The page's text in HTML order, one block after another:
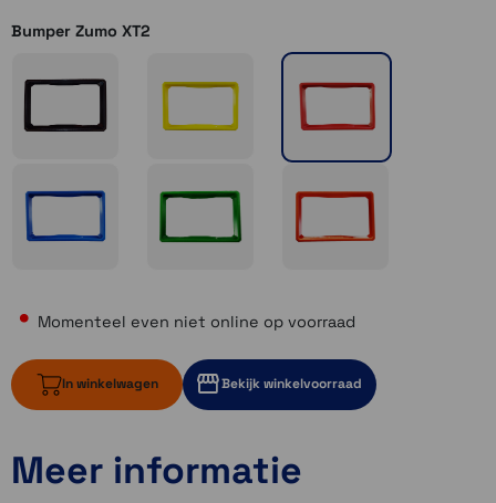
Bumper Zumo XT2
Momenteel even niet online op voorraad
In winkelwagen Bekijk winkelvoorraad
Momenteel even niet op voorraad
1 op voorraad
Meer informatie